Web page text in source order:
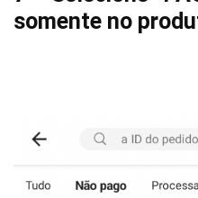
somente no